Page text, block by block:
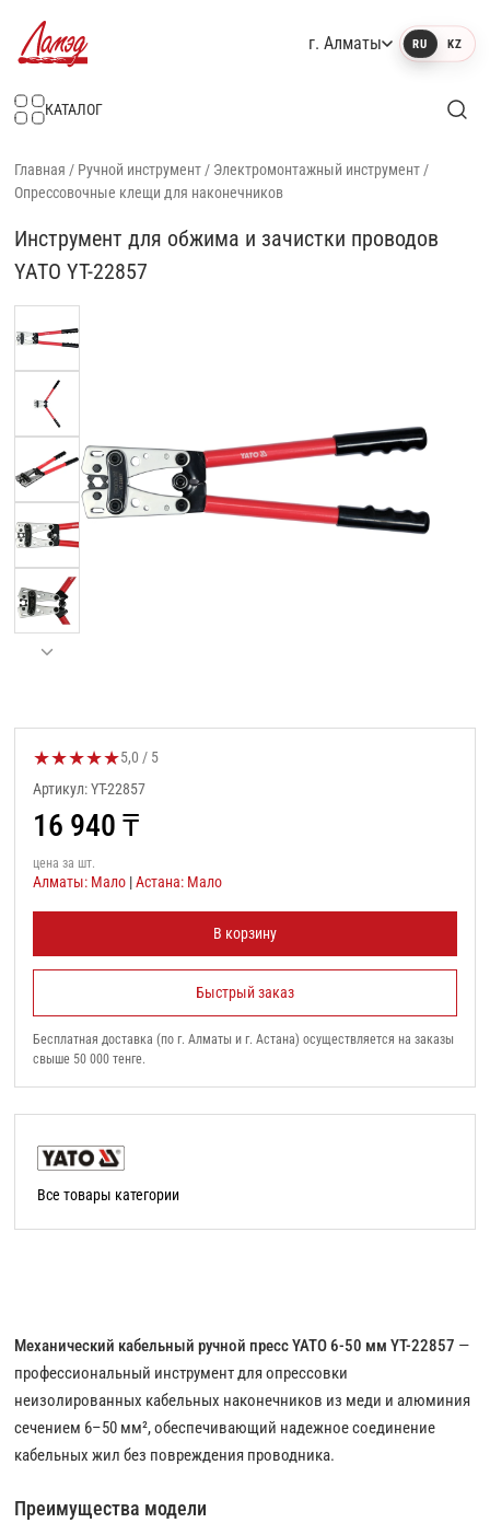
г. Алматы RU KZ
КАТАЛОГ
Главная / Ручной инструмент / Электромонтажный инструмент /
Опрессовочные клещи для наконечников
Инструмент для обжима и зачистки проводов
YATO YT-22857
Механический кабельный ручной пресс YATO 6-50 мм YT-22857 —
профессиональный инструмент для опрессовки
неизолированных кабельных наконечников из меди и алюминия
сечением 6–50 мм², обеспечивающий надежное соединение
кабельных жил без повреждения проводника.
Преимущества модели
★★★★★Оценка товара:
5,0 / 5
Артикул: YT-22857
16 940 ₸
цена за шт.
Алматы: Мало |Астана: Мало
В корзину
Быстрый заказ
Бесплатная доставка (по г. Алматы и г. Астана) осуществляется на заказы
свыше 50 000 тенге.
Все товары категории